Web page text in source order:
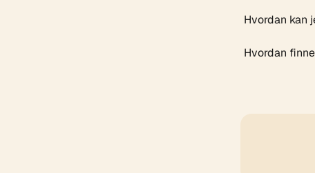
Hvordan kan
Hvordan